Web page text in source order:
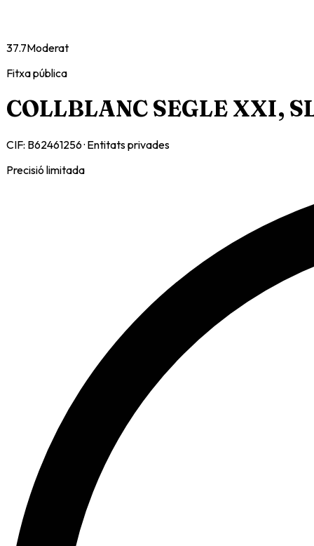
37.7Moderat
Fitxa pública
COLLBLANC SEGLE XXI,
CIF: B62461256· Entitats privades
Precisió limitada